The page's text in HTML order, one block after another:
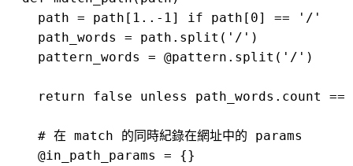
    path = path[1..-1] if path[0] == '/'
    path_words = path.split('/')
    pattern_words = @pattern.split('/')
return false unless path_words.count ==
    # 在 match 的同時紀錄在網址中的 params
    @in_path_params = {}